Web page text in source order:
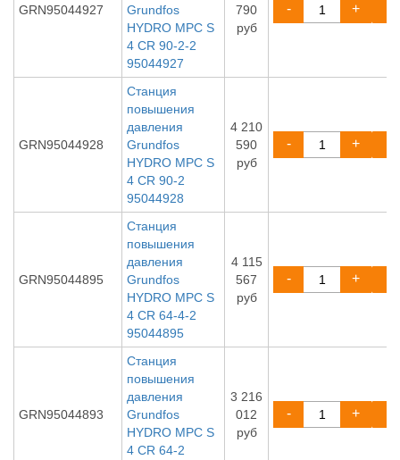
GRN95044927
Grundfos
HYDRO MPC S
4 CR 90-2-2
95044927
790
руб
- +
GRN95044928
Станция
повышения
давления
Grundfos
HYDRO MPC S
4 CR 90-2
95044928
4 210
590
руб
- +
GRN95044895
Станция
повышения
давления
Grundfos
HYDRO MPC S
4 CR 64-4-2
95044895
4 115
567
руб
- +
GRN95044893
Станция
повышения
давления
Grundfos
HYDRO MPC S
4 CR 64-2
3 216
012
руб
- +